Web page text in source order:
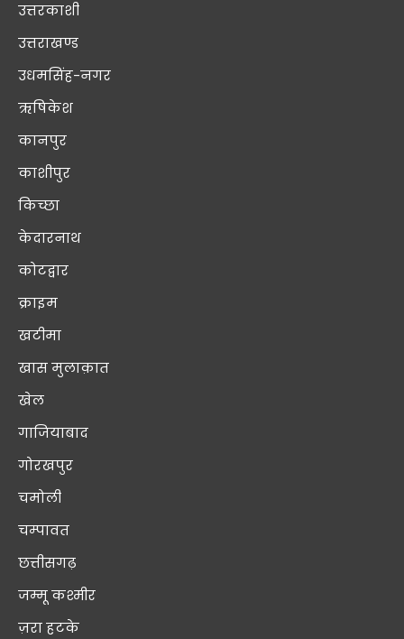
उत्तरकाशी
उत्तराखण्ड
उधमसिंह-नगर
ऋषिकेश
कानपुर
काशीपुर
किच्छा
केदारनाथ
कोटद्वार
क्राइम
खटीमा
खास मुलाक़ात
खेल
गाजियाबाद
गोरखपुर
चमोली
चम्पावत
छत्तीसगढ़
जम्मू कश्मीर
ज़रा हटके